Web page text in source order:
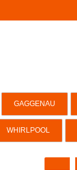
GAGGENAU
WHIRLPOOL